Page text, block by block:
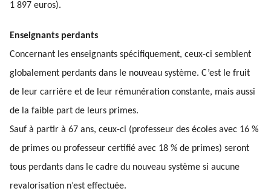
1 897 euros).
Enseignants perdants
Concernant les enseignants spécifiquement, ceux-ci semblent
globalement perdants dans le nouveau système. C’est le fruit
de leur carrière et de leur rémunération constante, mais aussi
de la faible part de leurs primes.
Sauf à partir à 67 ans, ceux-ci (professeur des écoles avec 16 %
de primes ou professeur certifié avec 18 % de primes) seront
tous perdants dans le cadre du nouveau système si aucune
revalorisation n’est effectuée.